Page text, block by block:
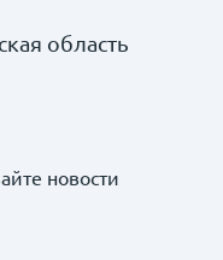
область
новости